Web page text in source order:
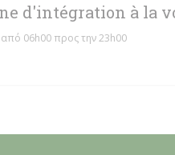
06h00 προς την 23h00
d'intégration à la